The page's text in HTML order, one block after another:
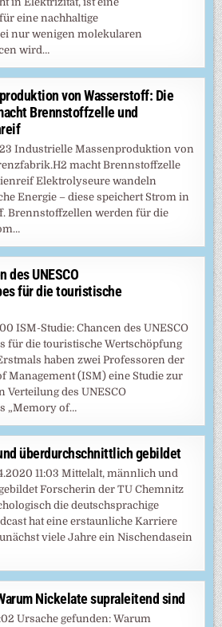
eine nachhaltige
nur wenigen molekularen
wird…
von Wasserstoff: Die
Brennstoffzelle und
Industrielle Massenproduktion von
macht Brennstoffzelle
Elektrolyseure wandeln
Energie – diese speichert Strom in
Brennstoffzellen werden für die
des UNESCO
für die touristische
ISM-Studie: Chancen des UNESCO
für die touristische Wertschöpfung
haben zwei Professoren der
Management (ISM) eine Studie zur
des UNESCO
„Memory of…
überdurchschnittlich gebildet
11:03 Mittelalt, männlich und
Forscherin der TU Chemnitz
die deutschsprachige
hat eine erstaunliche Karriere
viele Jahre ein Nischendasein
Nickelate supraleitend sind
Ursache gefunden: Warum